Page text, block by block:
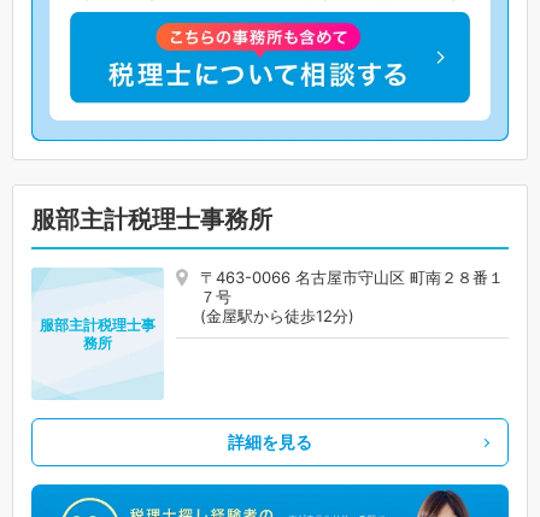
服部主計税理士事務所
〒463-0066 名古屋市守山区 町南２８番１
７号
(金屋駅から徒歩12分)
服部主計税理士事
務所
詳細を見る